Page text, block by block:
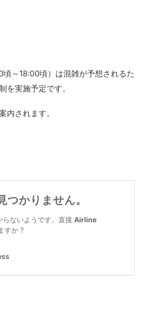
～18:00頃）は混雑が予想されるた
を実施予定です。
内されます。